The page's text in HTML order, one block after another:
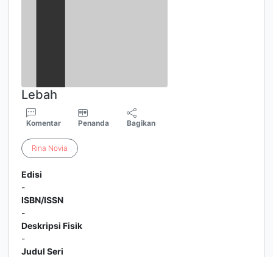
Lebah
Komentar Penanda Bagikan
Rina Novia
Edisi
-
ISBN/ISSN
-
Deskripsi Fisik
-
Judul Seri